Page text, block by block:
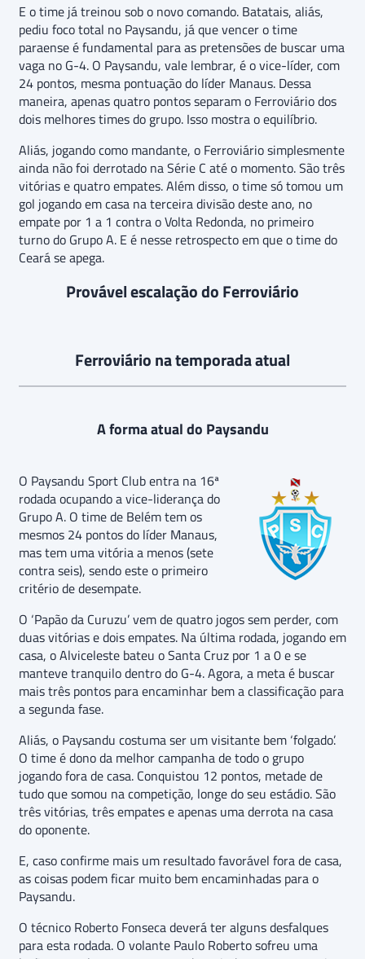
E o time já treinou sob o novo comando. Batatais, aliás,
pediu foco total no Paysandu, já que vencer o time
paraense é fundamental para as pretensões de buscar uma
vaga no G-4. O Paysandu, vale lembrar, é o vice-líder, com
24 pontos, mesma pontuação do líder Manaus. Dessa
maneira, apenas quatro pontos separam o Ferroviário dos
dois melhores times do grupo. Isso mostra o equilíbrio.
Aliás, jogando como mandante, o Ferroviário simplesmente
ainda não foi derrotado na Série C até o momento. São três
vitórias e quatro empates. Além disso, o time só tomou um
gol jogando em casa na terceira divisão deste ano, no
empate por 1 a 1 contra o Volta Redonda, no primeiro
turno do Grupo A. E é nesse retrospecto em que o time do
Ceará se apega.
Provável escalação do Ferroviário
Ferroviário na temporada atual
A forma atual do Paysandu
O Paysandu Sport Club entra na 16ª
rodada ocupando a vice-liderança do
Grupo A. O time de Belém tem os
mesmos 24 pontos do líder Manaus,
mas tem uma vitória a menos (sete
contra seis), sendo este o primeiro
critério de desempate.
O ‘Papão da Curuzu’ vem de quatro jogos sem perder, com
duas vitórias e dois empates. Na última rodada, jogando em
casa, o Alviceleste bateu o Santa Cruz por 1 a 0 e se
manteve tranquilo dentro do G-4. Agora, a meta é buscar
mais três pontos para encaminhar bem a classificação para
a segunda fase.
Aliás, o Paysandu costuma ser um visitante bem ‘folgado’.
O time é dono da melhor campanha de todo o grupo
jogando fora de casa. Conquistou 12 pontos, metade de
tudo que somou na competição, longe do seu estádio. São
três vitórias, três empates e apenas uma derrota na casa
do oponente.
E, caso confirme mais um resultado favorável fora de casa,
as coisas podem ficar muito bem encaminhadas para o
Paysandu.
O técnico Roberto Fonseca deverá ter alguns desfalques
para esta rodada. O volante Paulo Roberto sofreu uma